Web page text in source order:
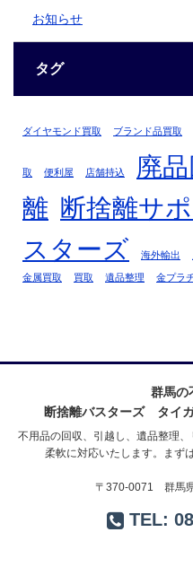
お知らせ
タグ
ダイヤモンド買取 ブランド品買取
取 便利屋 店舗持込 廃
離 断捨離サ
スターズ
海外輸出
金属買取 買取 遺品整理 金プラ
群馬の
断捨離バスターズ タイ
不用品の回収、引越し、遺品整理
柔軟に対応いたします。まず
〒370-0071 群馬
TEL: